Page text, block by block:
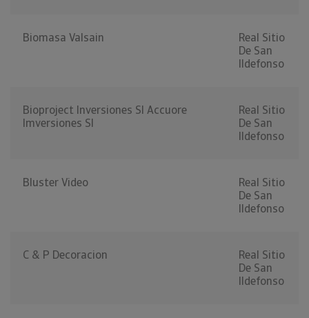
Biomasa Valsain
Real Sitio
De San
Ildefonso
Bioproject Inversiones Sl Accuore
Imversiones Sl
Real Sitio
De San
Ildefonso
Bluster Video
Real Sitio
De San
Ildefonso
C & P Decoracion
Real Sitio
De San
Ildefonso